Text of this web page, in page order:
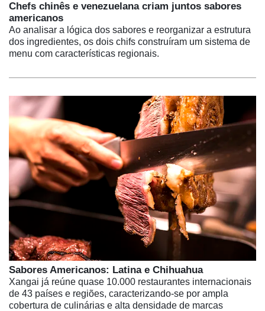
Chefs chinês e venezuelana criam juntos sabores
americanos
Ao analisar a lógica dos sabores e reorganizar a estrutura
dos ingredientes, os dois chifs construíram um sistema de
menu com características regionais.
Sabores Americanos: Latina e Chihuahua
Xangai já reúne quase 10.000 restaurantes internacionais
de 43 países e regiões, caracterizando-se por ampla
cobertura de culinárias e alta densidade de marcas